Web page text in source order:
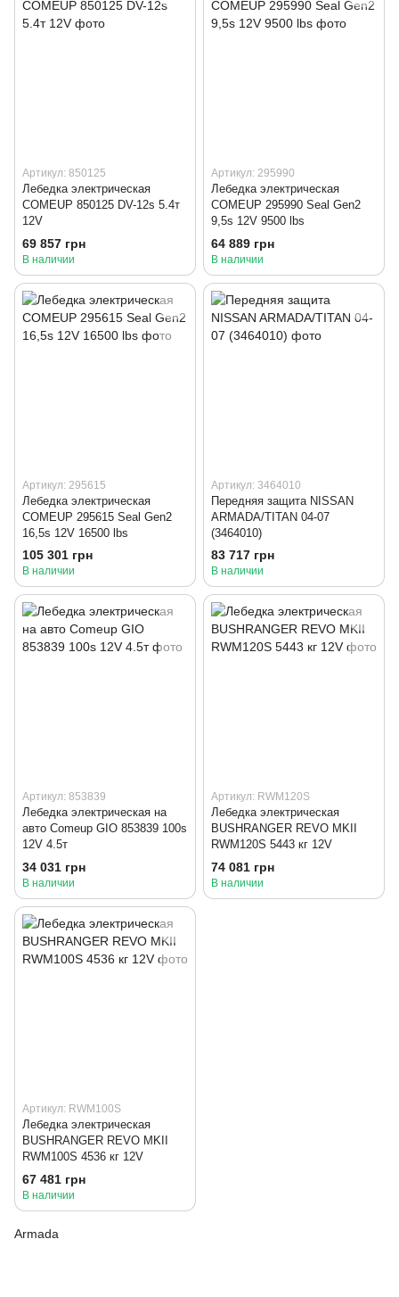
Артикул: 850125
Лебедка электрическая
COMEUP 850125 DV-12s 5.4т
12V
69 857 грн
В наличии
Артикул: 295990
Лебедка электрическая
COMEUP 295990 Seal Gen2
9,5s 12V 9500 lbs
64 889 грн
В наличии
Артикул: 295615
Лебедка электрическая
COMEUP 295615 Seal Gen2
16,5s 12V 16500 lbs
105 301 грн
В наличии
Артикул: 3464010
Передняя защита NISSAN
ARMADA/TITAN 04-07
(3464010)
83 717 грн
В наличии
Артикул: 853839
Лебедка электрическая на
авто Comeup GIO 853839 100s
12V 4.5т
34 031 грн
В наличии
Артикул: RWM120S
Лебедка электрическая
BUSHRANGER REVO MKII
RWM120S 5443 кг 12V
74 081 грн
В наличии
Артикул: RWM100S
Лебедка электрическая
BUSHRANGER REVO MKII
RWM100S 4536 кг 12V
67 481 грн
В наличии
Armada